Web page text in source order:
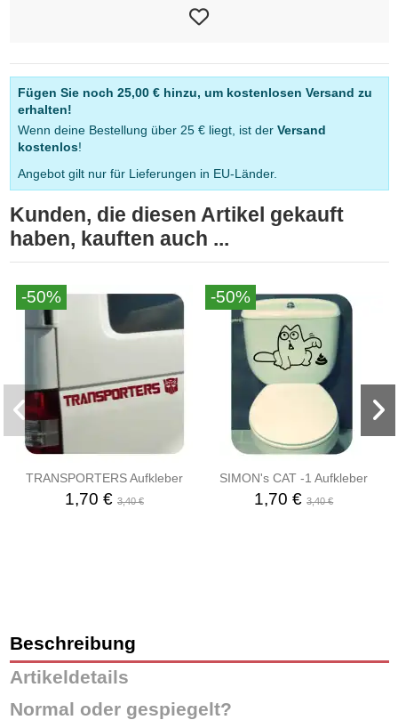
Fügen Sie noch 25,00 €hinzu, um kostenlosen Versand zu
erhalten!
Wenn deine Bestellung über 25 € liegt, ist der Versand
kostenlos!
Angebot gilt nur für Lieferungen in EU-Länder.
Kunden, die diesen Artikel gekauft
haben, kauften auch ...
-50%
TRANSPORTERS Aufkleber
1,70 € 3,40 €
-50%
SIMON's CAT -1 Aufkleber
1,70 €3,40 €
Beschreibung
Artikeldetails
Normal oder gespiegelt?